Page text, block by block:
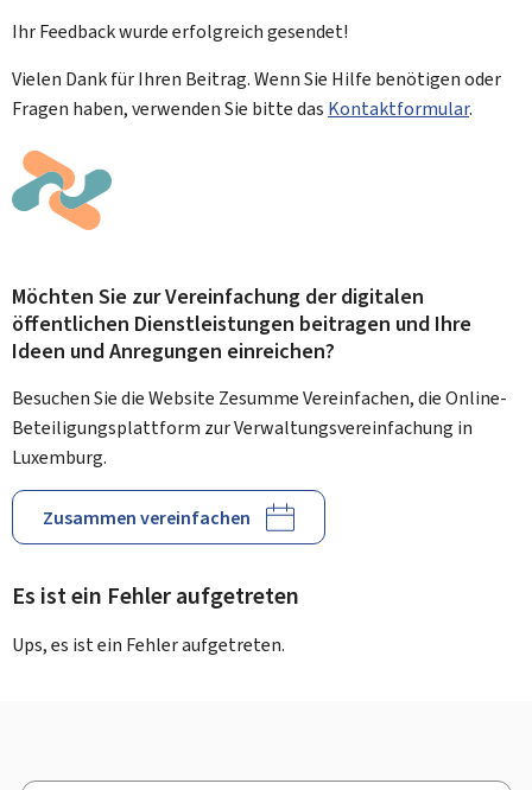
Ihr Feedback wurdeerfolgreichgesendet!
Vielen Dank für Ihren Beitrag. Wenn Sie Hilfe benötigen oder
Fragen haben, verwenden Sie bitte das Kontaktformular.
Möchten Sie zur Vereinfachung der digitalen
öffentlichen Dienstleistungen beitragen und Ihre
Ideen und Anregungen einreichen?
Besuchen Sie die Website Zesumme Vereinfachen, die Online-
Beteiligungsplattform zur Verwaltungsvereinfachung in
Luxemburg.
Zusammen vereinfachen
Es ist ein Fehler aufgetreten
Ups, es ist ein Fehler aufgetreten.